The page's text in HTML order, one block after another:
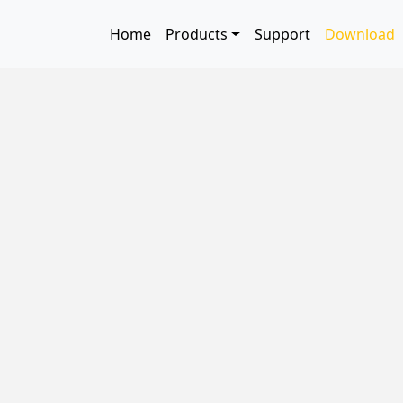
Main navigation
Home Products Support Download